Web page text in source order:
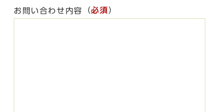
お問い合わせ内容 （必須）